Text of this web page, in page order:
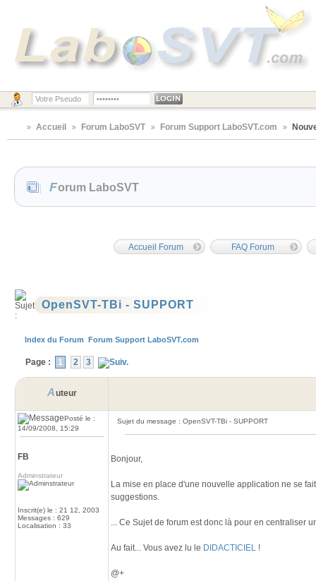
Accueil Forum LaboSVT Forum Support LaboSVT.com
Forum LaboSVT
Accueil Forum FAQ Forum
OpenSVT-TBi - SUPPORT
Index du Forum Forum Support LaboSVT.com
Page : 1 2 3
Auteur
Posté le :
14/09/2008, 15:29
FB
Adminstrateur
Inscrit(e) le : 21 12, 2003
Messages : 629
Localisation : 33
Sujet du message : OpenSVT-TBi - SUPPORT
Bonjour,
La mise en place d'une nouvelle application ne se
suggestions.
... Ce Sujet de forum est donc là pour en centraliser
Au fait... Vous avez lu le DIDACTICIEL !
@+